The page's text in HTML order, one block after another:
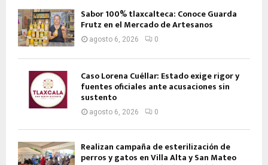
Sabor 100% tlaxcalteca: Conoce Guarda
Frutz en el Mercado de Artesanos
agosto 6, 2026 0
Caso Lorena Cuéllar: Estado exige rigor y
fuentes oficiales ante acusaciones sin
sustento
agosto 6, 2026 0
Realizan campaña de esterilización de
perros y gatos en Villa Alta y San Mateo